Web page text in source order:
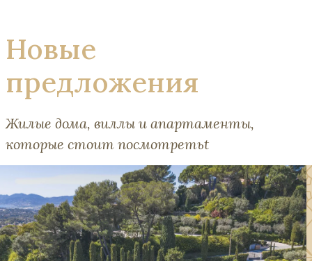
Новые
предложения
Жилые дома, виллы и апартаменты,
которые стоит посмотретьt